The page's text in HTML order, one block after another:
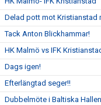
Delad pott mot Kristianstad
Tack Anton Blickhammar!
HK Malmö vs IFK
Dags igen!
Efterlängtad seger!!
Dubbelmöte i Baltiska